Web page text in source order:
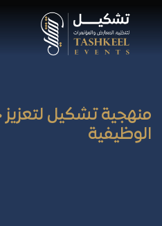
All Events
المملكة
منهجية تشكيل لتعزيز
الوظيفية